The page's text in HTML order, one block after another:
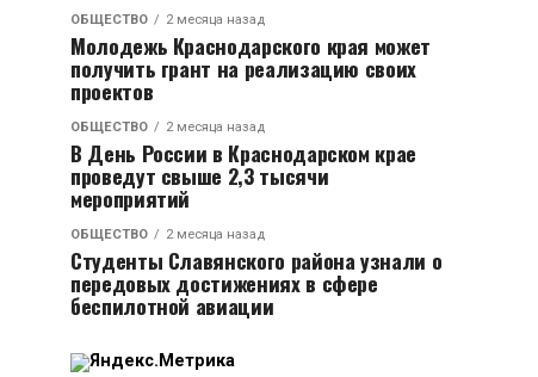
ОБЩЕСТВО 2 месяца назад
Молодежь Краснодарского края может
получить грант на реализацию своих
проектов
ОБЩЕСТВО 2 месяца назад
В День России в Краснодарском крае
проведут свыше 2,3 тысячи
мероприятий
ОБЩЕСТВО 2 месяца назад
Студенты Славянского района узнали о
передовых достижениях в сфере
беспилотной авиации